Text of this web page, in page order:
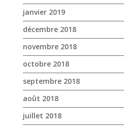
janvier 2019
décembre 2018
novembre 2018
octobre 2018
septembre 2018
août 2018
juillet 2018